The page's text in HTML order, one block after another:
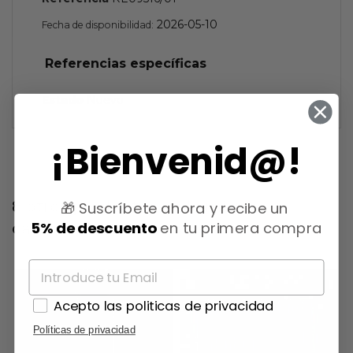
Fecha de disponibilidad: 2026-05-10
Referencias específicas
8 otros productos en la misma
categoría:
¡Bienvenid@!
🎁 Suscríbete ahora y recibe un
5% de descuentoen tu primera compra
Acepto las politicas de privacidad
Políticas de privacidad